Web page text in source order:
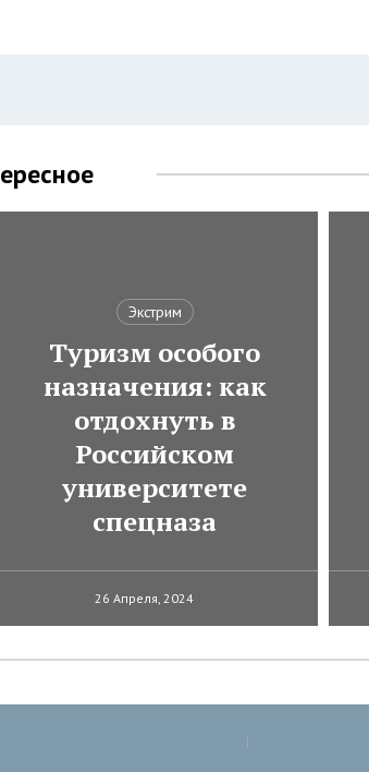
Экстрим
Туризм особого
назначения: как
отдохнуть в
Российском
университете
спецназа
26 Апреля, 2024